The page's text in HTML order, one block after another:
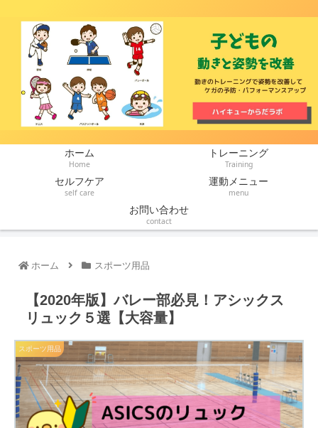
ホーム
Home
トレーニング
Training
セルフケア
self care
運動メニュー
menu
お問い合わせ
contact
ホーム スポーツ用品
【2020年版】バレー部必見！アシックス
リュック５選【大容量】
スポーツ用品